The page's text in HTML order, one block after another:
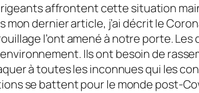
affrontent cette situation
mon dernier article, j’ai décrit le
l’ont amené à notre porte.
Ils ont besoin de
à toutes les inconnues qui les
se battent pour le monde post-